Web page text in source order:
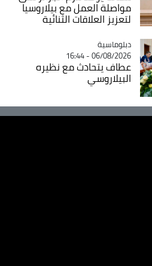
مواصلة العمل مع بيلاروسيا
لتعزيز العلاقات الثنائية
Catégorie
دبلوماسية
06/08/2026 - 16:44
عطاف يتحادث مع نظيره
البيلاروسي